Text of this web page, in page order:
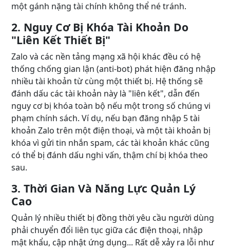
một gánh nặng tài chính không thể né tránh.
2. Nguy Cơ Bị Khóa Tài Khoản Do
"Liên Kết Thiết Bị"
Zalo và các nền tảng mạng xã hội khác đều có hệ
thống chống gian lận (anti-bot) phát hiện đăng nhập
nhiều tài khoản từ cùng một thiết bị. Hệ thống sẽ
đánh dấu các tài khoản này là "liên kết", dẫn đến
nguy cơ bị khóa toàn bộ nếu một trong số chúng vi
phạm chính sách. Ví dụ, nếu bạn đăng nhập 5 tài
khoản Zalo trên một điện thoại, và một tài khoản bị
khóa vì gửi tin nhắn spam, các tài khoản khác cũng
có thể bị đánh dấu nghi vấn, thậm chí bị khóa theo
sau.
3. Thời Gian Và Năng Lực Quản Lý
Cao
Quản lý nhiều thiết bị đồng thời yêu cầu người dùng
phải chuyển đổi liên tục giữa các điện thoại, nhập
mật khẩu, cập nhật ứng dụng... Rất dễ xảy ra lỗi như